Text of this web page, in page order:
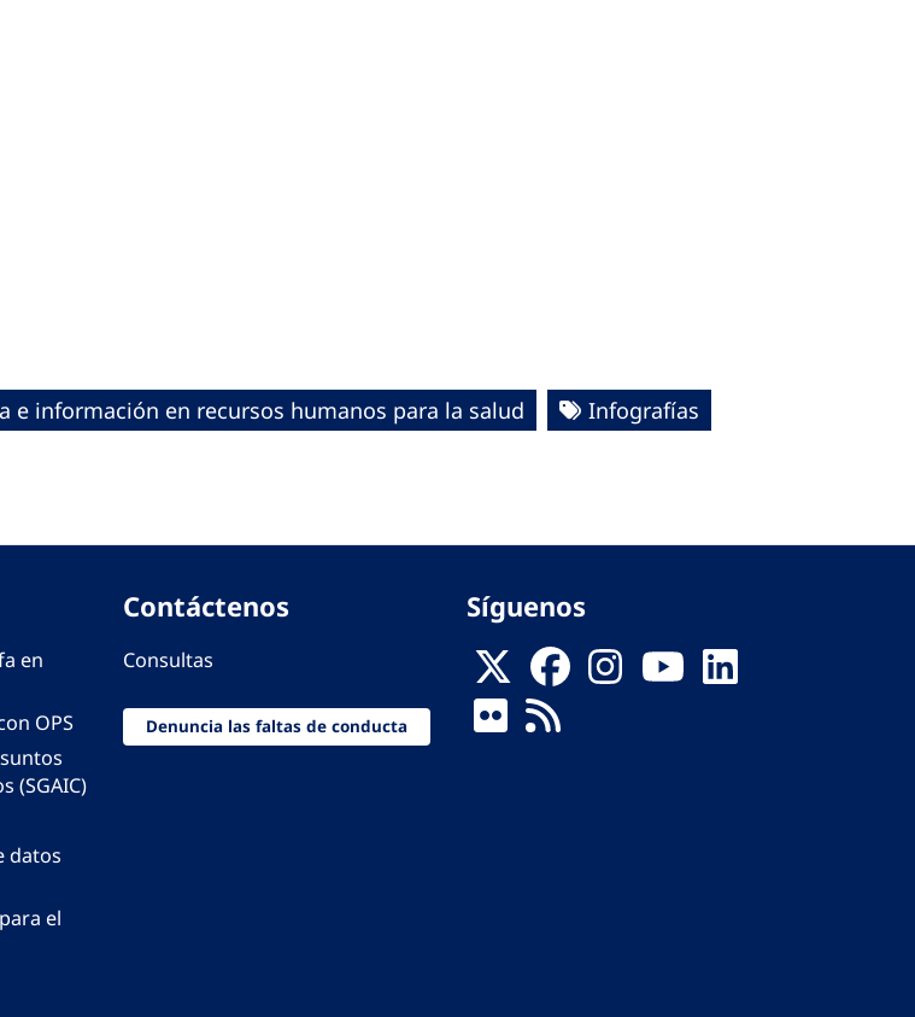
e información en recursos humanos para la salud
Infografías
en
OPS
(SGAIC)
datos
el
Contáctenos
Consultas
Denuncia las faltas de conducta
Síguenos